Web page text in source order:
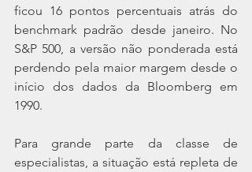
ficou 16 pontos percentuais atrás do
benchmark padrão desde janeiro. No
S&P 500, a versão não ponderada está
perdendo pela maior margem desde o
início dos dados da Bloomberg em
1990.
Para grande parte da classe de
especialistas, a situação está repleta de